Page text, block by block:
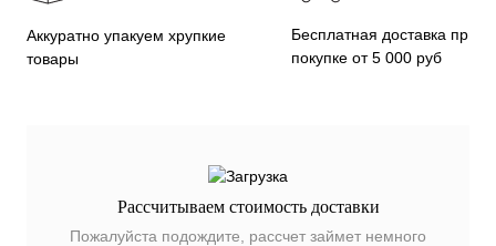
Аккуратно упакуем хрупкие
товары
Бесплатная доставка при
покупке от 5 000 руб
Рассчитываем стоимость доставки
Пожалуйста подождите, рассчет займет немного